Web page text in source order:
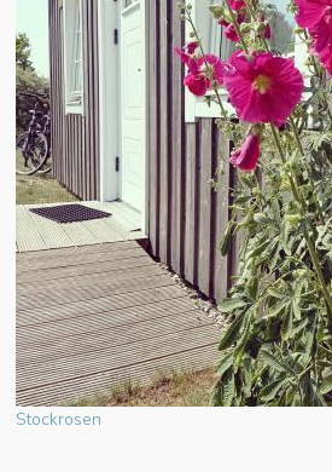
Stockrosen